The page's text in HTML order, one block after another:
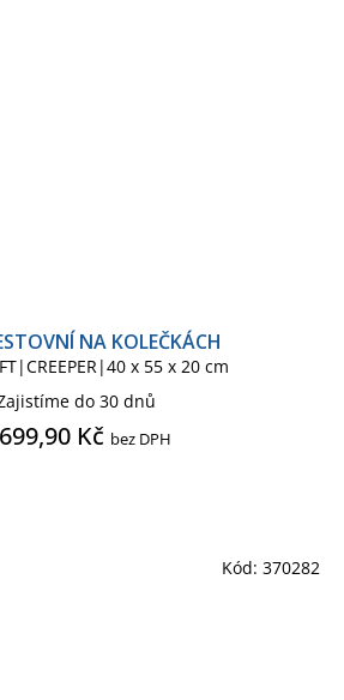
NA KOLEČKÁCH
x 55 x 20 cm
do 30 dnů
Kč bez DPH
Kód: 370282